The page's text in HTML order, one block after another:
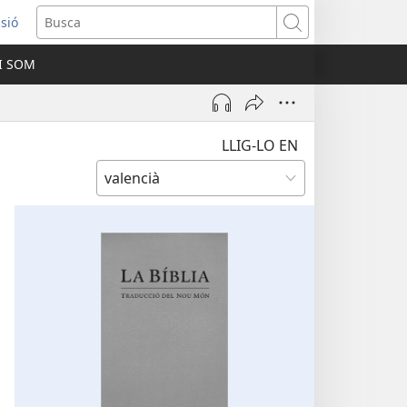
Busca
SOM
LLIG-LO EN